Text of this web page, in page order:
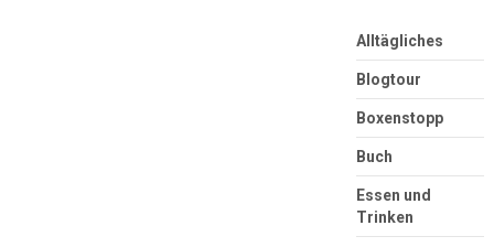
Alltägliches
Blogtour
Boxenstopp
Buch
Essen und
Trinken